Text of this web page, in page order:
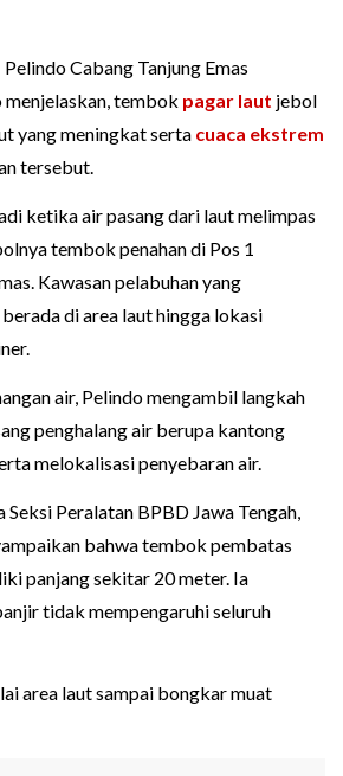
Cabang Tanjung Emas
tembok pagar laut jebol
yang meningkat serta cuaca ekstrem
tersebut.
ketika air pasang dari laut melimpas
tembok penahan di Pos 1
Kawasan pelabuhan yang
di area laut hingga lokasi
air, Pelindo mengambil langkah
penghalang air berupa kantong
melokalisasi penyebaran air.
Seksi Peralatan BPBD Jawa Tengah,
bahwa tembok pembatas
panjang sekitar 20 meter. Ia
tidak mempengaruhi seluruh
area laut sampai bongkar muat